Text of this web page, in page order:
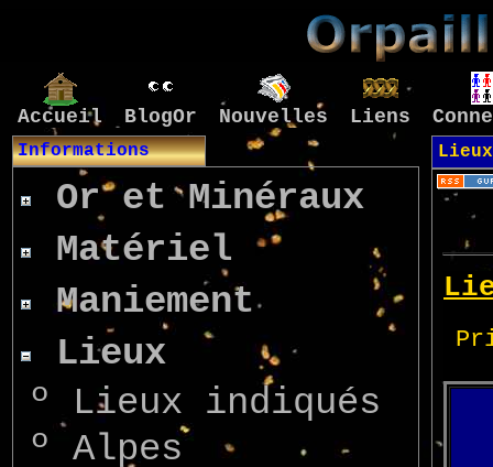
Accueil BlogOr Nouvelles Liens
Informations
Or et Minéraux
Matériel
Maniement
Lieux
º
Lieux indiqués
º Alpes